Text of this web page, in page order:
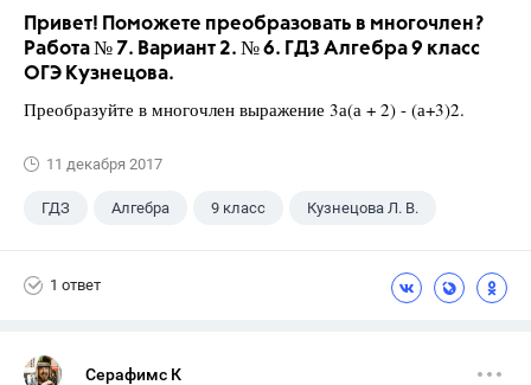
Привет! Поможете преобразовать в многочлен?
Работа № 7. Вариант 2. № 6. ГДЗ Алгебра 9 класс
ОГЭ Кузнецова.
Преобразуйте в многочлен выражение 3а(а + 2) - (а+3)2.
11 декабря 2017
ГДЗ Алгебра 9 класс Кузнецова Л. В.
1 ответ
Серафимс К